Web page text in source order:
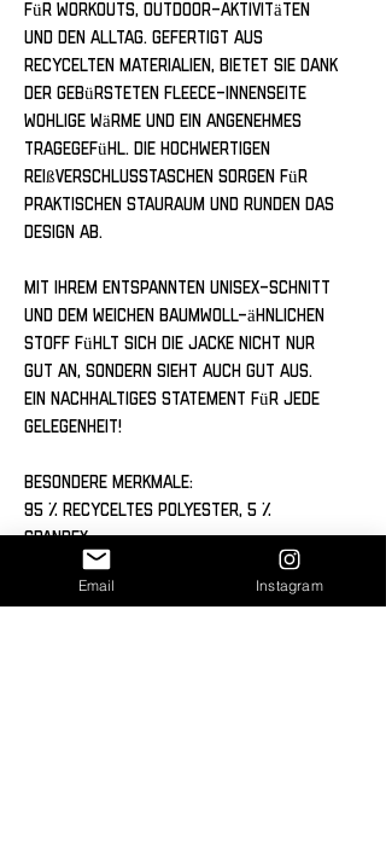
für Workouts, Outdoor-Aktivitäten
und den Alltag. Gefertigt aus
recycelten Materialien, bietet sie dank
der gebürsteten Fleece-Innenseite
wohlige Wärme und ein angenehmes
Tragegefühl. Die hochwertigen
Reißverschlusstaschen sorgen für
praktischen Stauraum und runden das
Design ab.
Mit ihrem entspannten Unisex-Schnitt
und dem weichen Baumwoll-ähnlichen
Stoff fühlt sich die Jacke nicht nur
gut an, sondern sieht auch gut aus.
Ein nachhaltiges Statement für jede
Gelegenheit!
Besondere Merkmale:
95 % recyceltes Polyester, 5 %
Spandex
Stoffgewicht: 308 g/m² – warm und
langlebig
Email Instagram